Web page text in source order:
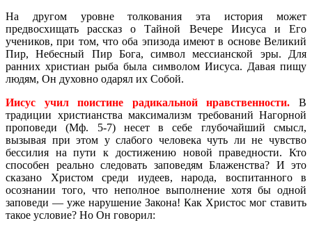
На другом уровне толкования эта история может
предвосхищать рассказ о Тайной Вечере Иисуса и Его
учеников, при том, что оба эпизода имеют в основе Великий
Пир, Небесный Пир Бога, символ мессианской эры. Для
ранних христиан рыба была символом Иисуса. Давая пищу
людям, Он духовно одарял их Собой.
Иисус учил поистине радикальной нравственности.
В
традиции христианства максимализм требований Нагорной
проповеди (Мф. 5-7) несет в себе глубочайший смысл,
вызывая при этом у слабого человека чуть ли не чувство
бессилия на пути к достижению новой праведности. Кто
способен реально следовать заповедям Блаженства? И это
сказано Христом среди иудеев, народа, воспитанного в
осознании того, что неполное выполнение хотя бы одной
заповеди — уже нарушение Закона! Как Христос мог ставить
такое условие? Но Он говорил: